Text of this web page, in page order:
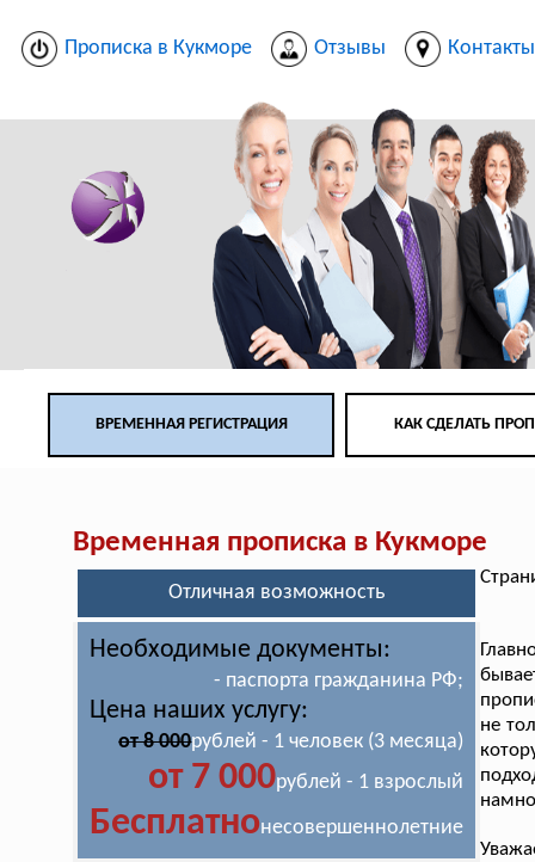
Прописка в Кукморе Отзывы Контакты
ВРЕМЕННАЯ РЕГИСТРАЦИЯ КАК СДЕЛАТЬ
Временная прописка в Кукморе
Отличная возможность
Необходимые документы:
- паспорта гражданина РФ;
Цена наших услугу:
от 8 000рублей - 1 человек (3 месяца)
от 7 000рублей - 1 взрослый
Бесплатнонесовершеннолетние
не